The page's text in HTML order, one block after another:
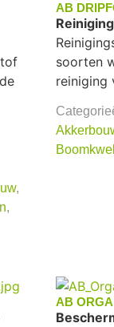
,
,
AB
soorten
reiniging
AB